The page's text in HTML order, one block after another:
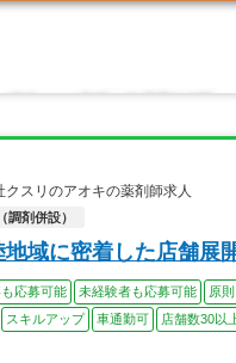
スリのアオキの薬剤師求人
調剤併設）
域に密着した店舗展
応募可能 未経験者も応募可能 原
スキルアップ 車通勤可 店舗数30以